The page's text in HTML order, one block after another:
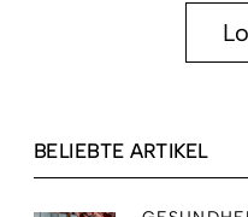
BELIEBTE ARTIKEL